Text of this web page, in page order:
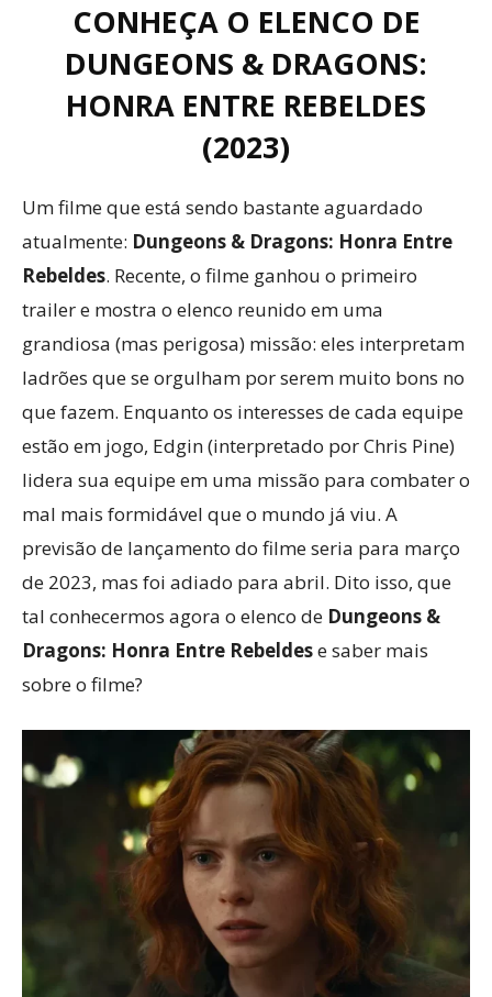
CONHEÇA O ELENCO DE
DUNGEONS & DRAGONS:
HONRA ENTRE REBELDES
(2023)
Um filme que está sendo bastante aguardado
atualmente: Dungeons & Dragons: Honra Entre
Rebeldes. Recente, o filme ganhou o primeiro
trailer e mostra o elenco reunido em uma
grandiosa (mas perigosa) missão: eles interpretam
ladrões que se orgulham por serem muito bons no
que fazem. Enquanto os interesses de cada equipe
estão em jogo, Edgin (interpretado por Chris Pine)
lidera sua equipe em uma missão para combater o
mal mais formidável que o mundo já viu. A
previsão de lançamento do filme seria para março
de 2023, mas foi adiado para abril. Dito isso, que
tal conhecermos agora o elenco de Dungeons &
Dragons: Honra Entre Rebeldese saber mais
sobre o filme?